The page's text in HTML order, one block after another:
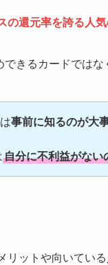
の還元率を誇る人
きるカードではな
事前に知るのが大
自分に不利益がない
リットや向いてい